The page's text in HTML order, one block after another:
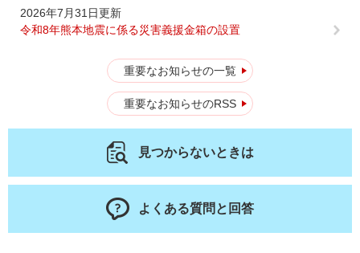
2026年7月31日更新
令和8年熊本地震に係る災害義援金箱の設置
重要なお知らせの一覧
重要なお知らせのRSS
見つからないときは
よくある質問と回答